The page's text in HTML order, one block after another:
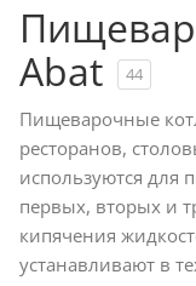
Abat
44
Пищеварочные
ресторанов,
используются для
первых, вторых и
кипячения
устанавливают в